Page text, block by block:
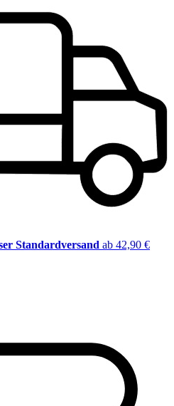
Standardversand ab 42,90 €